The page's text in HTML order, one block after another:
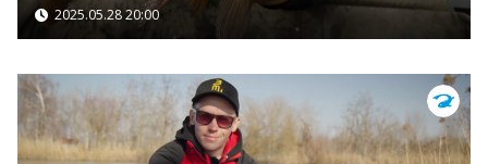
2025.05.28 20:00